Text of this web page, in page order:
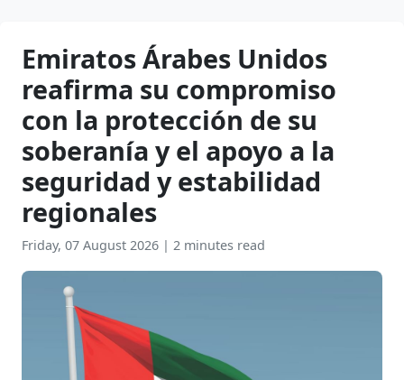
Emiratos Árabes Unidos
reafirma su compromiso
con la protección de su
soberanía y el apoyo a la
seguridad y estabilidad
regionales
Friday, 07 August 2026 | 2 minutes read